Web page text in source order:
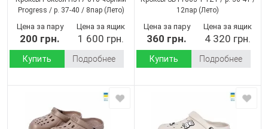
Progress / p. 37-40 / 8пар(Лето)
Цена за пару
200 грн.
Цена за ящик
1 600 грн.
Купить Подробнее
12пар (Лето)
Цена за пару
360 грн.
Цена за ящик
4 320 грн.
Купить Подробнее